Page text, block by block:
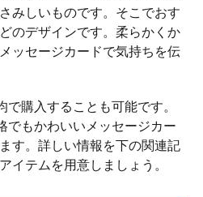
みしいものです。そこでおす
のデザインです。柔らかくか
ッセージカードで気持ちを伝
購入することも可能です。
でもかわいいメッセージカー
す。詳しい情報を下の関連記
イテムを用意しましょう。